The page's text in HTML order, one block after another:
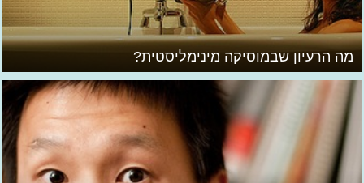
מה הרעיון שבמוסיקה מינימליסטית?